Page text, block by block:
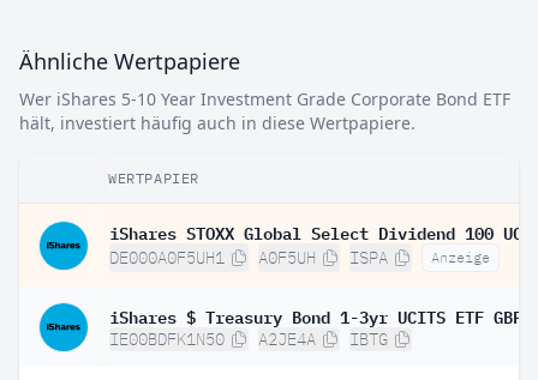
Ähnliche Wertpapiere
Wer iShares 5-10 Year Investment Grade Corporate Bond ETF
hält, investiert häufig auch in diese Wertpapiere.
WERTPAPIER
DE000A0F5UH1 A0F5UH ISPA Anzeige
IE00BDFK1N50 A2JE4A IBTG